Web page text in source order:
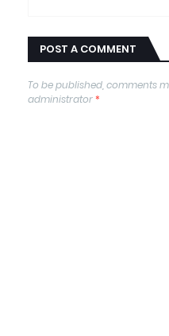
POST A COMMENT
To be published, comments
administrator*